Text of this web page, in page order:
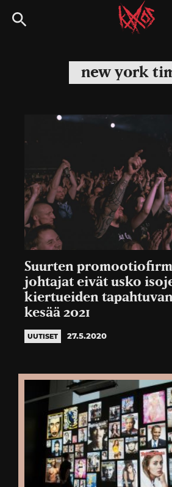
Siirry
suoraan
Kaaoszine
new york
Suurten
johtajat eivät usko
kiertueiden
kesää 2021
UUTISET 27.5.2020